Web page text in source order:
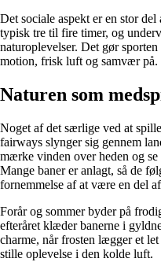
Det sociale aspekt er en stor
typisk tre til fire timer, og
naturoplevelser. Det gør
motion, frisk luft og samvær på.
Naturen som
Noget af det særlige ved at
fairways slynger sig gennem
mærke vinden over heden og
Mange baner er anlagt, så de
fornemmelse af at være en del
Forår og sommer byder på
efteråret klæder banerne i
charme, når frosten lægger et
stille oplevelse i den kolde luft.